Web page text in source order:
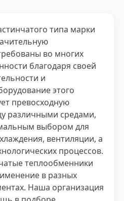
типа марки
во многих
благодаря своей
и
этого
превосходную
различными средами,
выбором для
вентиляции, а
процессов.
теплообменники
в разных
Наша организация